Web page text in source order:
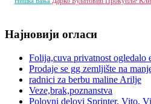
Најновији огласи
Folija,cuva privatnost ogledalo
Prodaje se gg zemljište na
radnici za berbu maline Arilje
Veze,brak,poznanstva
Polovni delovi Sprinter, Vito,